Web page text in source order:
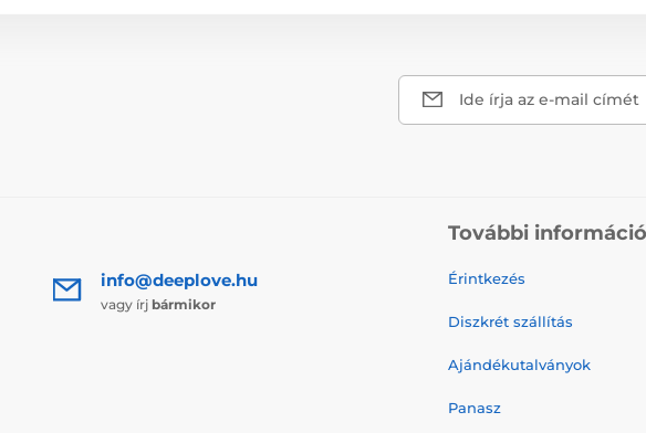
Ide írja az e-mail címét
info@deeplove.hu
vagy írj bármikor
További
Érintkezés
Diszkrét szállítás
Ajándékutalványok
Panasz